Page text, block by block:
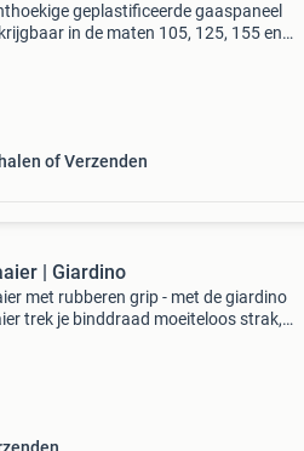
geplastificeerde gaaspaneel
in de maten 105, 125, 155 en
of Verzenden
| Giardino
met rubberen grip - met de giardino
trek je binddraad moeiteloos strak,